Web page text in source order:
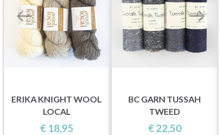
ERIKA KNIGHT WOOL
LOCAL
€ 18,95
BC GARN TUSSAH
TWEED
€ 22,50